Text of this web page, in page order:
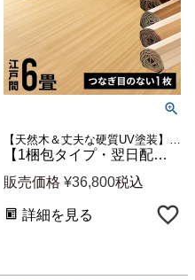
【天然木＆丈夫な硬質UV塗装】江戸間6畳用ウッドカーペット(約260x350cm)安心の低ホルマリンタイプフローリングカーペット ウッドカーペット6畳 新生活
【1梱包タイプ・翌日配達対応品】硬質UV塗装ウッドカーペット CS-00 抗菌・消臭シリーズ エコキメラ 江戸間6畳用約260×350cm
販売価格 ¥36,800税込
詳細を見る